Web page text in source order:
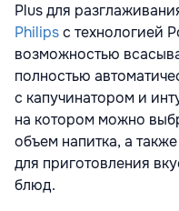
Plus для
Philipsc технологией
возможностью
полностью
с капучинатором и
на котором можно
объем напитка, а
для приготовления
блюд.